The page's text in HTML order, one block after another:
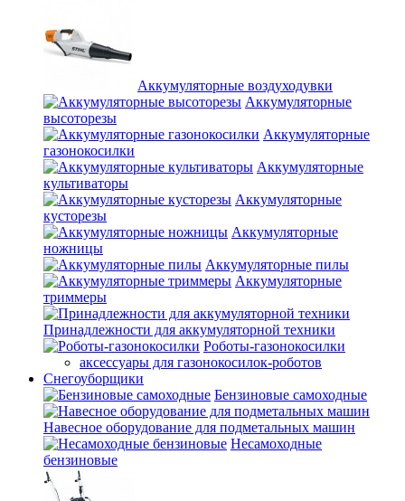
Аккумуляторные воздуходувки
Аккумуляторные
высоторезы
Аккумуляторные
газонокосилки
Аккумуляторные
культиваторы
Аккумуляторные
кусторезы
Аккумуляторные
ножницы
Аккумуляторные пилы
Аккумуляторные
триммеры
Принадлежности для аккумуляторной техники
Роботы-газонокосилки
аксессуары для газонокосилок-роботов
Снегоуборщики
Бензиновые самоходные
Навесное оборудование для подметальных машин
Несамоходные
бензиновые